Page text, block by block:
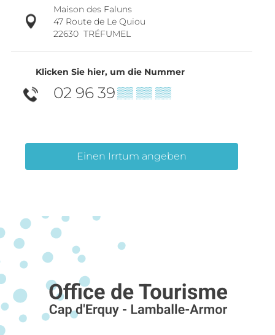
Maison des Faluns
47 Route de Le Quiou
22630 TRÉFUMEL
Klicken Sie hier, um die Nummer
02 96 39▒▒ ▒▒ ▒▒
Einen Irrtum angeben